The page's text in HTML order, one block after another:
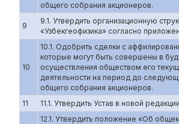
общего собрания акционеров.
9
9.1. Утвердить организационную
«Узбекгеофизика» согласно
10
10.1. Одобрить сделки с
которые могут быть совершены в
осуществления обществом его
деятельности на период до
общего собрания акционеров.
11
11.1. Утвердить Устав в новой
12.1. Утвердить положение «Об